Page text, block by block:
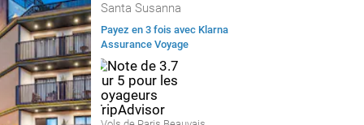
Santa Susanna
Payez en 3 fois avec Klarna
Assurance Voyage